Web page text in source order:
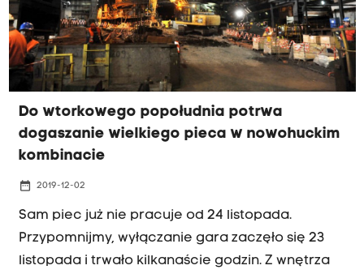
Do wtorkowego popołudnia potrwa
dogaszanie wielkiego pieca w nowohuckim
kombinacie
date_range 2019-12-02
Sam piec już nie pracuje od 24 listopada.
Przypomnijmy, wyłączanie gara zaczęło się 23
listopada i trwało kilkanaście godzin. Z wnętrza